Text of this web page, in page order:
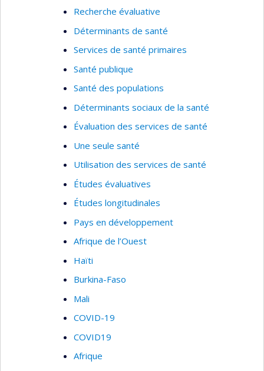
Recherche évaluative
Déterminants de santé
Services de santé primaires
Santé publique
Santé des populations
Déterminants sociaux de la santé
Évaluation des services de santé
Une seule santé
Utilisation des services de santé
Études évaluatives
Études longitudinales
Pays en développement
Afrique de l’Ouest
Haïti
Burkina-Faso
Mali
COVID-19
COVID19
Afrique